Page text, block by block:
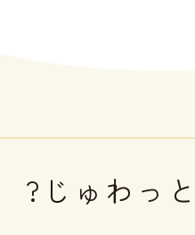
?じゅわっ